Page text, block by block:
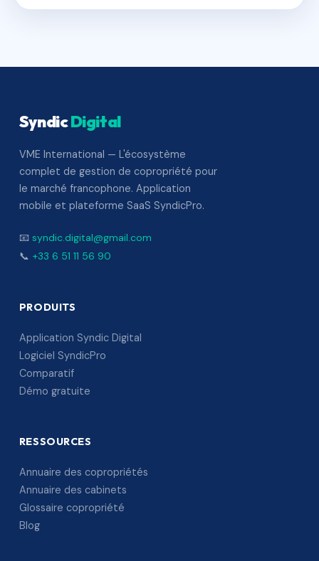
SyndicDigital
VME International — L'écosystème
complet de gestion de copropriété pour
le marché francophone. Application
mobile et plateforme SaaS SyndicPro.
📧 syndic.digital@gmail.com
📞 +33 6 51 11 56 90
PRODUITS
Application Syndic Digital
Logiciel SyndicPro
Comparatif
Démo gratuite
RESSOURCES
Annuaire des copropriétés
Annuaire des cabinets
Glossaire copropriété
Blog